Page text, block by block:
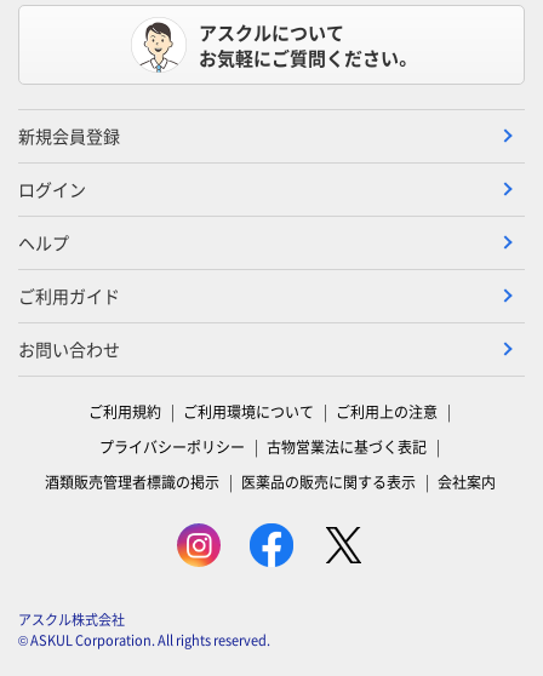
アスクルについて
お気軽にご質問ください。
新規会員登録
ログイン
ヘルプ
ご利用ガイド
お問い合わせ
ご利用規約 ご利用環境について
ご利用上の注意
プライバシーポリシー
古物営業法に基づく表記
酒類販売管理者標識の掲示
医薬品の販売に関する表示 会社案内
アスクル株式会社
© ASKUL Corporation. All rights reserved.